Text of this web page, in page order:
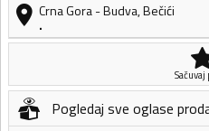
Crna Gora-Budva,Bečići
.
Pogledaj sve oglase